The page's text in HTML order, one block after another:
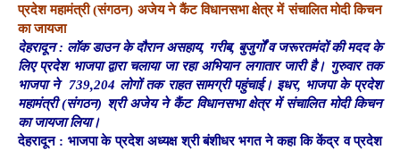
प्रदेश महामंत्री (संगठन) अजेय ने कैंट विधानसभा क्षेत्र में संचालित मोदी किचन
का जायजा
देहरादून : लॉक डाउन के दौरान असहाय, गरीब, बुजुर्गों व जरूरतमंदों की मदद के
लिए प्रदेश भाजपा द्वारा चलाया जा रहा अभियान लगातार जारी है। गुरुवार तक
भाजपा ने 739,204 लोगों तक राहत सामग्री पहुंचाई। इधर, भाजपा के प्रदेश
महामंत्री (संगठन) श्री अजेय ने कैंट विधानसभा क्षेत्र में संचालित मोदी किचन
का जायजा लिया।
देहरादून : भाजपा के प्रदेश अध्यक्ष श्री बंशीधर भगत ने कहा कि केंद्र व प्रदेश